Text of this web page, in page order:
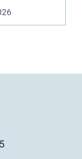
skaderne